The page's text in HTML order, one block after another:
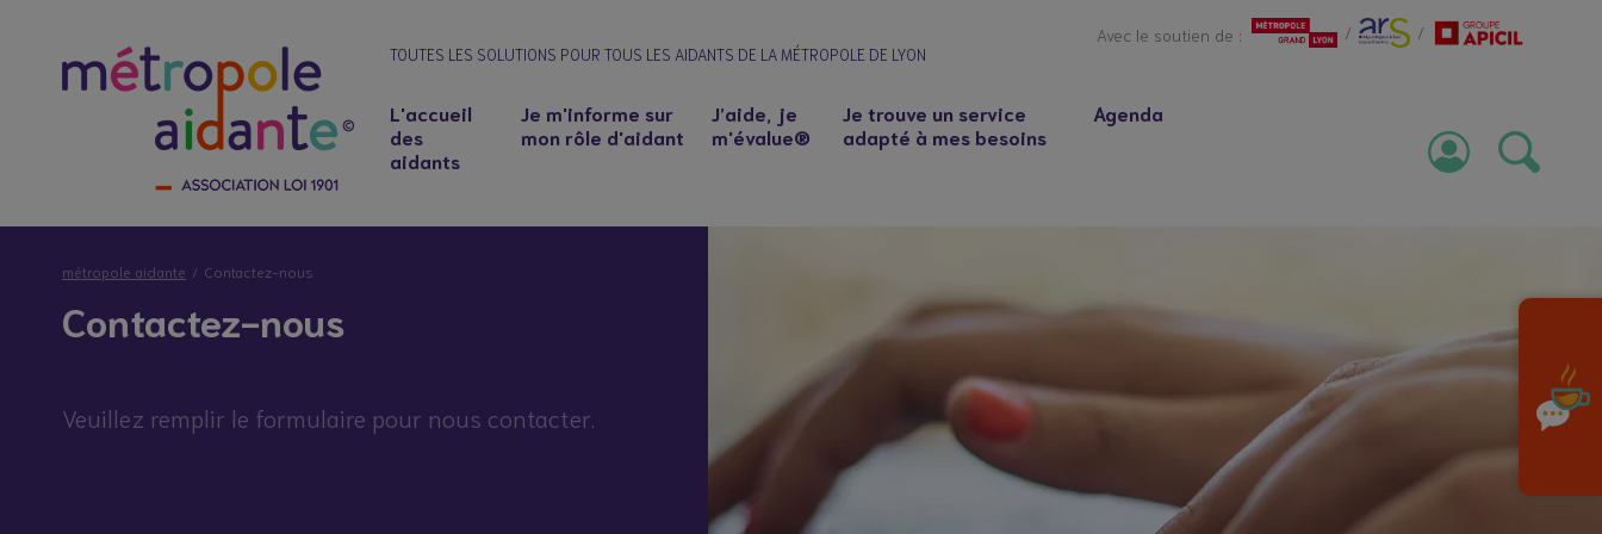
TOUTES LES SOLUTIONS POUR TOUS LES AIDANTS DE LA MÉTROPOLE DE LYON
L'accueil
des
aidants
Je m'informe sur
mon rôle d'aidant
J’aide, je
m'évalue®
Je trouve un service
adapté à mes besoins
Agenda
Avec le soutien de : / /
métropole aidante Contactez-nous
Contactez-nous
Veuillez remplir le formulaire pour nous contacter.